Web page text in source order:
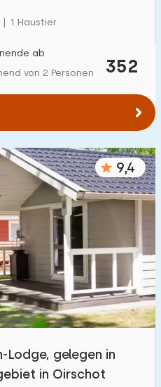
20
20
(max. km)
| 1 Haustier
352
ab
von 2 Personen
9,4
Lodge, gelegen in
in Oirschot